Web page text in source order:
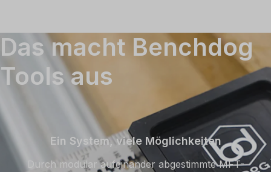
Das macht Benchdog
Tools aus
Ein System, viele Möglichkeiten
Durch modular aufeinander abgestimmte MFT-